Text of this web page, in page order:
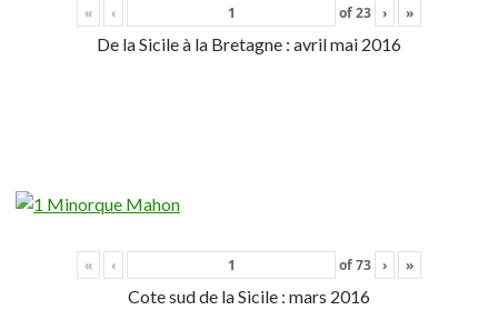
« ‹ of23 › »
De la Sicile à la Bretagne : avril mai 2016
« ‹ of73 › »
Cote sud de la Sicile : mars 2016